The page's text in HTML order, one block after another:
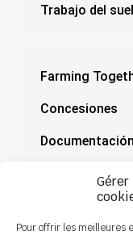
Pour offrir les meilleures
Trabajo del
Farming
Concesiones
Documentación